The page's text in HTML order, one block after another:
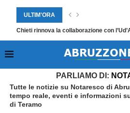
ULTIM'ORA
Chieti rinnova la collaborazione con
Home Pagina 2
PARLIAMO DI:
Tutte le notizie su Notaresco di
tempo reale, eventi e informazioni
di Teramo